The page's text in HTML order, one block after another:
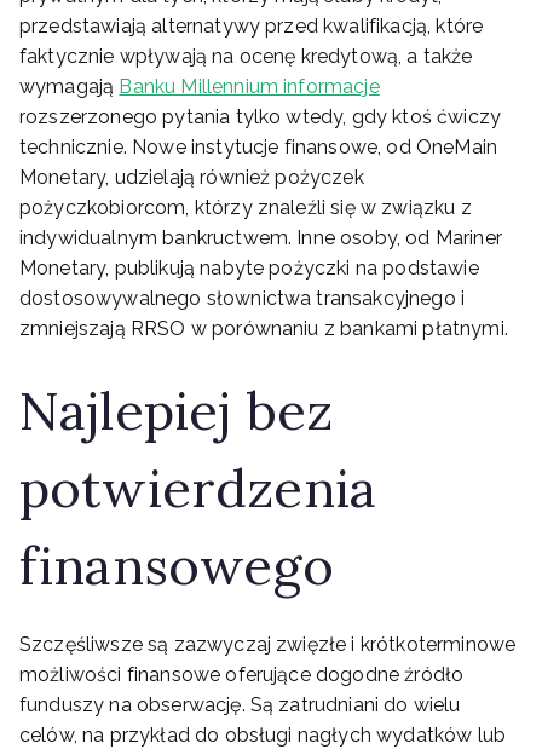
przedstawiają alternatywy przed kwalifikacją, które
faktycznie wpływają na ocenę kredytową, a także
wymagają Banku Millennium informacje
rozszerzonego pytania tylko wtedy, gdy ktoś ćwiczy
technicznie. Nowe instytucje finansowe, od OneMain
Monetary, udzielają również pożyczek
pożyczkobiorcom, którzy znaleźli się w związku z
indywidualnym bankructwem. Inne osoby, od Mariner
Monetary, publikują nabyte pożyczki na podstawie
dostosowywalnego słownictwa transakcyjnego i
zmniejszają RRSO w porównaniu z bankami płatnymi.
Najlepiej bez
potwierdzenia
finansowego
Szczęśliwsze są zazwyczaj zwięzłe i krótkoterminowe
możliwości finansowe oferujące dogodne źródło
funduszy na obserwację. Są zatrudniani do wielu
celów, na przykład do obsługi nagłych wydatków lub